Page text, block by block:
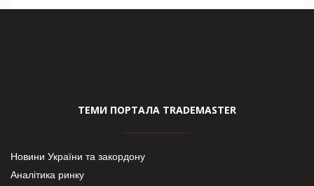
ТЕМИ ПОРТАЛА TRADEMASTER
Новини України та закордону
Аналітика ринку